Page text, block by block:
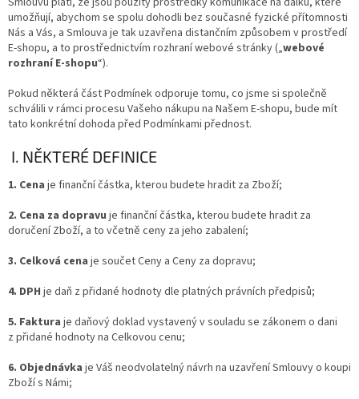
umožňují, abychom se spolu dohodli bez současné fyzické přítomnosti
Nás a Vás, a Smlouva je tak uzavřena distančním způsobem v prostředí
E-shopu, a to prostřednictvím rozhraní webové stránky („webové
rozhraní E-shopu“).
Pokud některá část Podmínek odporuje tomu, co jsme si společně
schválili v rámci procesu Vašeho nákupu na Našem E-shopu, bude mít
tato konkrétní dohoda před Podmínkami přednost.
I. NĚKTERÉ DEFINICE
1. Cena je finanční částka, kterou budete hradit za Zboží;
2. Cena za dopravu je finanční částka, kterou budete hradit za
doručení Zboží, a to včetně ceny za jeho zabalení;
3. Celková cena je součet Ceny a Ceny za dopravu;
4. DPH je daň z přidané hodnoty dle platných právních předpisů;
5. Faktura je daňový doklad vystavený v souladu se zákonem o dani
z přidané hodnoty na Celkovou cenu;
6. Objednávka je Váš neodvolatelný návrh na uzavření Smlouvy o koupi
Zboží s Námi;